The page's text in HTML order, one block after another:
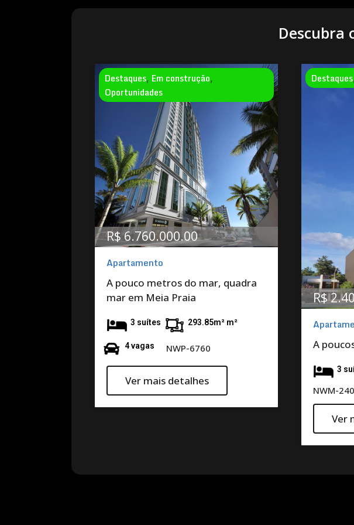
Descubra
Destaques, Em construção,
Oportunidades
R$ 6.760.000.00
Apartamento
A pouco metros do mar, quadra
mar em Meia Praia
3 suítes 293.85m² m²
4 vagas NWP-6760
Ver mais detalhes
Destaques,
R$
A
3
NWM-
Ver